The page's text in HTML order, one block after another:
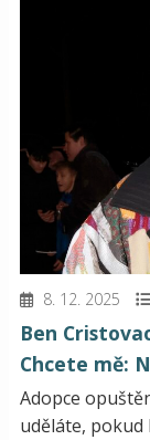
8. 12. 2025
Ben
Chcete mě:
Adopce
uděláte,